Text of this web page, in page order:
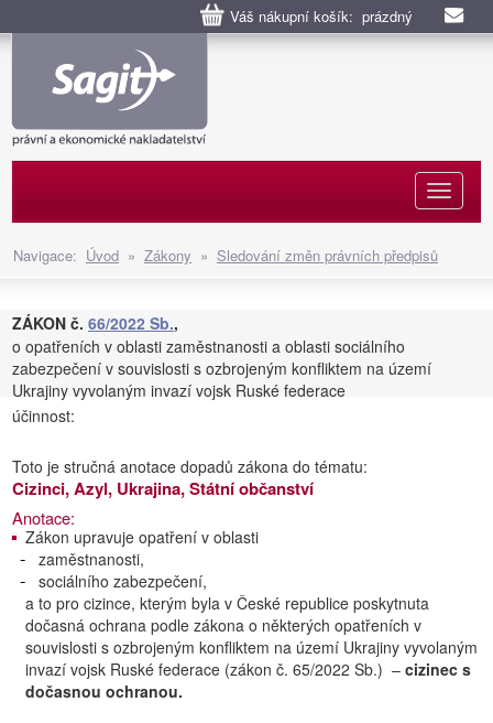
Váš nákupní košík: prázdný
Navigace: Úvod » Zákony » Sledování změn právních předpisů
ZÁKON č. 66/2022 Sb.,
o opatřeních v oblasti zaměstnanosti a oblasti sociálního
zabezpečení v souvislosti s ozbrojeným konfliktem na území
Ukrajiny vyvolaným invazí vojsk Ruské federace
účinnost:
Toto je stručná anotace dopadů zákona do tématu:
Cizinci, Azyl, Ukrajina, Státní občanství
Anotace:
Zákon upravuje opatření v oblasti
zaměstnanosti,
sociálního zabezpečení,
a to pro cizince, kterým byla v České republice poskytnuta
dočasná ochrana podle zákona o některých opatřeních v
souvislosti s ozbrojeným konfliktem na území Ukrajiny vyvolaným
invazí vojsk Ruské federace (zákon č. 65/2022 Sb.) – cizinec s
dočasnou ochranou.